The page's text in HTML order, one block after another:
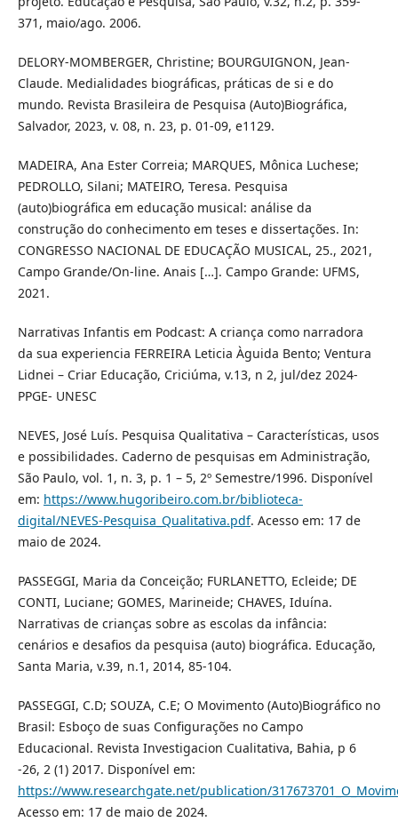
371, maio/ago. 2006.
DELORY-MOMBERGER, Christine; BOURGUIGNON, Jean-
Claude. Medialidades biográficas, práticas de si e do
mundo. Revista Brasileira de Pesquisa (Auto)Biográfica,
Salvador, 2023, v. 08, n. 23, p. 01-09, e1129.
MADEIRA, Ana Ester Correia; MARQUES, Mônica Luchese;
PEDROLLO, Silani; MATEIRO, Teresa. Pesquisa
(auto)biográfica em educação musical: análise da
construção do conhecimento em teses e dissertações. In:
CONGRESSO NACIONAL DE EDUCAÇÃO MUSICAL, 25., 2021,
Campo Grande/On-line. Anais […]. Campo Grande: UFMS,
2021.
Narrativas Infantis em Podcast: A criança como narradora
da sua experiencia FERREIRA Leticia Àguida Bento; Ventura
Lidnei – Criar Educação, Criciúma, v.13, n 2, jul/dez 2024-
PPGE- UNESC
NEVES, José Luís. Pesquisa Qualitativa – Características, usos
e possibilidades. Caderno de pesquisas em Administração,
São Paulo, vol. 1, n. 3, p. 1 – 5, 2º Semestre/1996. Disponível
em: https://www.hugoribeiro.com.br/biblioteca-
digital/NEVES-Pesquisa_Qualitativa.pdf. Acesso em: 17 de
maio de 2024.
PASSEGGI, Maria da Conceição; FURLANETTO, Ecleide; DE
CONTI, Luciane; GOMES, Marineide; CHAVES, Iduína.
Narrativas de crianças sobre as escolas da infância:
cenários e desafios da pesquisa (auto) biográfica. Educação,
Santa Maria, v.39, n.1, 2014, 85-104.
PASSEGGI, C.D; SOUZA, C.E; O Movimento (Auto)Biográfico no
Brasil: Esboço de suas Configurações no Campo
Educacional. Revista Investigacion Cualitativa, Bahia, p 6
-26, 2 (1) 2017. Disponível em:
https://www.researchgate.net/publication/
Acesso em: 17 de maio de 2024.